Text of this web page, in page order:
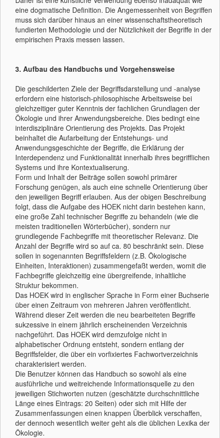
eine dogmatische Definition. Die Angemessenheit von Begriffen
muss sich darüber hinaus an einer wissenschaftstheoretisch
fundierten Methodologie und der Nützlichkeit der Begriffe in der
empirischen Praxis messen lassen.
3. Aufbau des Handbuchs und Vorgehensweise
Die geschilderten Ziele der Begriffsdarstellung und -analyse
erfordern eine historisch-philosophische Arbeitsweise bei
gleichzeitiger guter Kenntnis der fachlichen Grundlagen der
Ökologie und ihrer Anwendungsbereiche. Dies bedingt eine
interdisziplinäre Orientierung des Projekts. Das Projekt
beinhaltet die Aufarbeitung der Entstehungs- und
Anwendungsgeschichte der Begriffe, die Erklärung der
Interdependenz und Funktionalität innerhalb ihres begrifflichen
Systems und ihre Kontextualiserung.
Form und Inhalt der Beiträge sollen sowohl primärer
Forschung genügen, als auch eine schnelle Orientierung über
den jeweiligen Begriff erlauben. Aus der obigen Beschreibung
folgt, dass die Aufgabe des HOEK nicht darin bestehen kann,
eine große Zahl technischer Begriffe zu behandeln (wie die
meisten traditionellen Wörterbücher), sondern nur
grundlegende Fachbegriffe mit theoretischer Relevanz. Die
Anzahl der Begriffe wird so auf ca. 80 beschränkt sein. Diese
sollen in sogenannten Begriffsfeldern (z.B. Ökologische
Einheiten, Interaktionen) zusammengefaßt werden, womit die
Fachbegriffe gleichzeitig eine übergreifende, inhaltliche
Struktur bekommen.
Das HOEK wird in englischer Sprache in Form einer Buchserie
über einen Zeitraum von mehreren Jahren veröffentlicht.
Während dieser Zeit werden die neu bearbeiteten Begriffe
sukzessive in einem jährlich erscheinenden Verzeichnis
nachgeführt. Das HOEK wird demzufolge nicht in
alphabetischer Ordnung entsteht, sondern entlang der
Begriffsfelder, die über ein vorfixiertes Fachwortverzeichnis
charakterisiert werden.
Die Benutzer können das Handbuch so sowohl als eine
ausführliche und weitreichende Informationsquelle zu den
jeweiligen Stichworten nutzen (geschätzte durchschnittliche
Länge eines Eintrags: 20 Seiten) oder sich mit Hilfe der
Zusammenfassungen einen knappen Überblick verschaffen,
der dennoch wesentlich weiter geht als die üblichen Lexika der
Ökologie.